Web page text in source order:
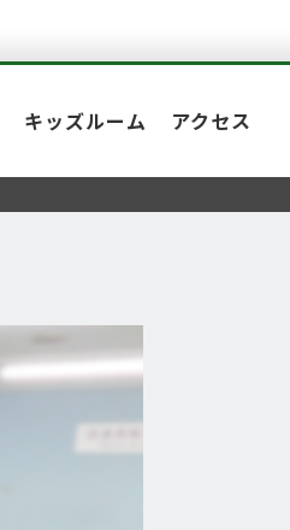
キッズルーム アクセス